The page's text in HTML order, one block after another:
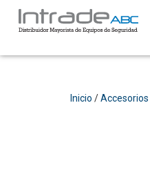
Inicio /Accesorios